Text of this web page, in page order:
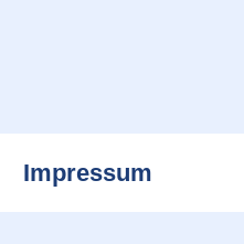
Impressum